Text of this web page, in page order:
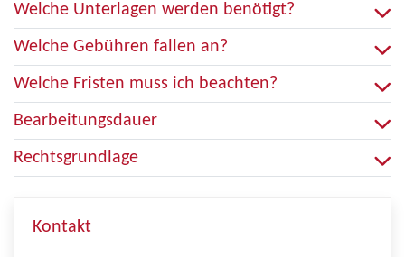
Welche Unterlagen werden benötigt?
Welche Gebühren fallen an?
Welche Fristen muss ich beachten?
Bearbeitungsdauer
Rechtsgrundlage
Kontakt